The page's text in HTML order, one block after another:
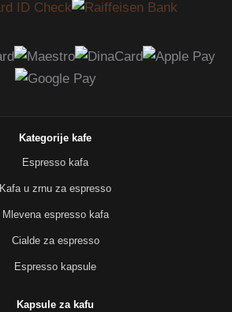
Kategorije kafe
Espresso kafa
Kafa u zrnu za espresso
Mlevena espresso kafa
Cialde za espresso
Espresso kapsule
Kapsule za kafu